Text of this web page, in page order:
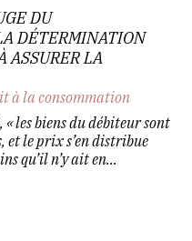
DU
DÉTERMINATION
ASSURER LA
à la consommation
les biens du débiteur sont
et le prix s’en distribue
qu’il n’y ait en...